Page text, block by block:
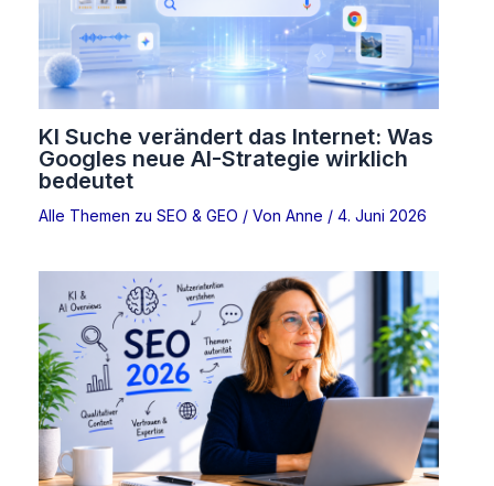
KI Suche verändert das Internet: Was
Googles neue AI-Strategie wirklich
bedeutet
Alle Themen zu SEO & GEO / Von Anne / 4. Juni 2026